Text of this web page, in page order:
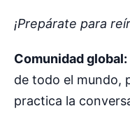
¡Prepárate para
Comunidad global:
de todo el mundo,
practica la